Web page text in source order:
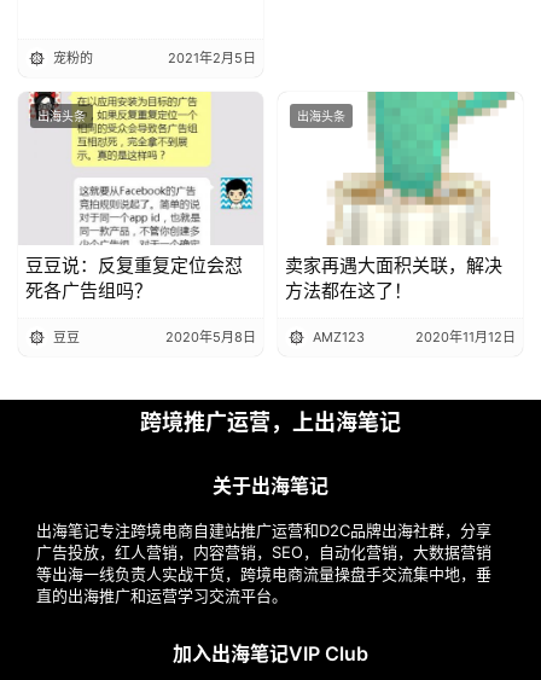
宠粉的 2021年2月5日
出海头条
豆豆说：反复重复定位会怼
死各广告组吗？
豆豆 2020年5月8日
出海头条
卖家再遇大面积关联，解决
方法都在这了！
AMZ123 2020年11月12日
跨境推广运营，上出海笔记
关于出海笔记
出海笔记专注跨境电商自建站推广运营和D2C品牌出海社群，分享
广告投放，红人营销，内容营销，SEO，自动化营销，大数据营销
等出海一线负责人实战干货，跨境电商流量操盘手交流集中地，垂
直的出海推广和运营学习交流平台。
加入出海笔记VIP Club